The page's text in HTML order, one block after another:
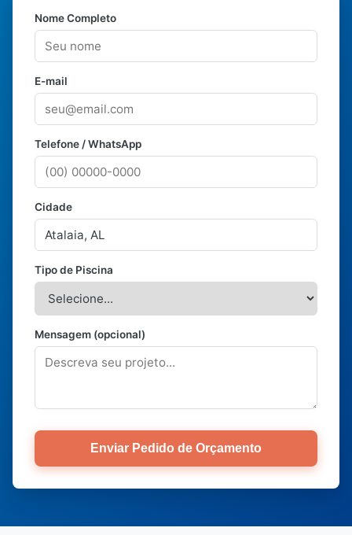
Nome Completo
E-mail
Telefone / WhatsApp
Cidade
Tipo de Piscina
Mensagem (opcional)
Enviar Pedido de Orçamento